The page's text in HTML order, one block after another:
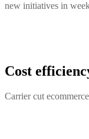
new initiatives in
Cost
Carrier cut